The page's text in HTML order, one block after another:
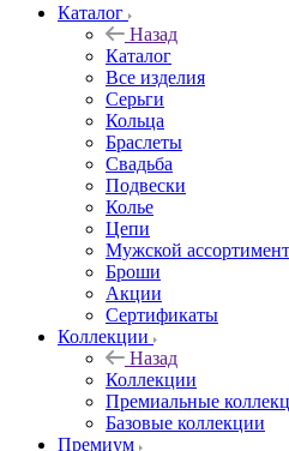
Каталог
Назад
Каталог
Все изделия
Серьги
Кольца
Браслеты
Свадьба
Подвески
Колье
Цепи
Мужской ассортимент
Броши
Акции
Сертификаты
Коллекции
Назад
Коллекции
Премиальные
Базовые коллекции
Премиум